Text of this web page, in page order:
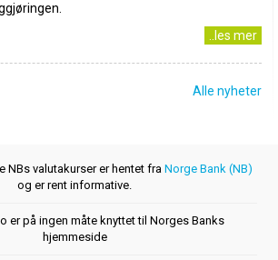
..les mer
Alle nyheter
NBs valutakurser er hentet fra Norge Bank (NB)
og er rent informative.
er på ingen måte knyttet til Norges Banks
hjemmeside